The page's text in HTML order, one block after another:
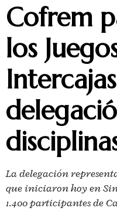
Cofrem
los
La delegación
que iniciaron hoy en
1.400 participantes de